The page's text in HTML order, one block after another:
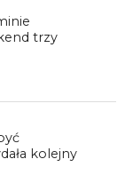
trzy
kolejny